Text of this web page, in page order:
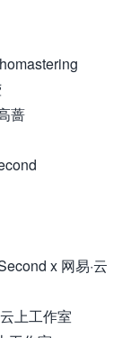
蔷
x 网易·云
上工作室